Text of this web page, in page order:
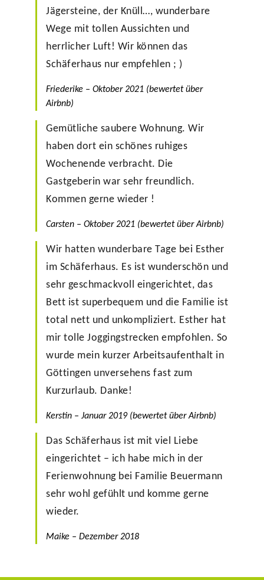
Jägersteine, der Knüll…, wunderbare
Wege mit tollen Aussichten und
herrlicher Luft! Wir können das
Schäferhaus nur empfehlen ; )
Friederike – Oktober 2021 (bewertet über
Airbnb)
Gemütliche saubere Wohnung. Wir
haben dort ein schönes ruhiges
Wochenende verbracht. Die
Gastgeberin war sehr freundlich.
Kommen gerne wieder !
Carsten – Oktober 2021 (bewertet über Airbnb)
Wir hatten wunderbare Tage bei Esther
im Schäferhaus. Es ist wunderschön und
sehr geschmackvoll eingerichtet, das
Bett ist superbequem und die Familie ist
total nett und unkompliziert. Esther hat
mir tolle Joggingstrecken empfohlen. So
wurde mein kurzer Arbeitsaufenthalt in
Göttingen unversehens fast zum
Kurzurlaub. Danke!
Kerstin – Januar 2019 (bewertet über Airbnb)
Das Schäferhaus ist mit viel Liebe
eingerichtet – ich habe mich in der
Ferienwohnung bei Familie Beuermann
sehr wohl gefühlt und komme gerne
wieder.
Maike – Dezember 2018